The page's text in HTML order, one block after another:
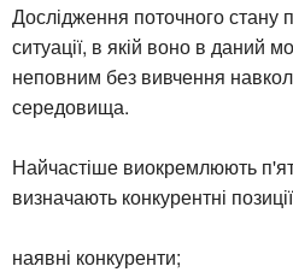
Дослідження поточного стану
ситуації, в якій воно в даний
неповним без вивчення
середовища.
Найчастіше виокремлюють
визначають конкурентні
наявні конкуренти;